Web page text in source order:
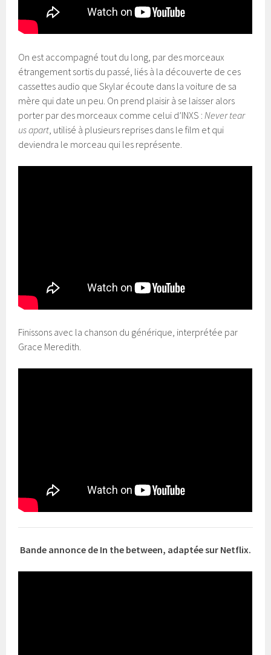
On est accompagné tout du long, par des morceaux
étrangement sortis du passé, liés à la découverte de ces
cassettes audio que Skylar écoute dans la voiture de sa
mère qui date un peu. On prend plaisir à se laisser alors
porter par des morceaux comme celui d’INXS : Never tear
us apart , utilisé à plusieurs reprises dans le film et qui
deviendra le morceau qui les représente.
Finissons avec la chanson du générique, interprétée par
Grace Meredith.
Bande annonce de In the between, adaptée sur Netflix.